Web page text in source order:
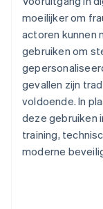
moeilijker om
actoren kunnen
gebruiken om
gevallen zijn
voldoende. In
deze gebruiken
training,
moderne